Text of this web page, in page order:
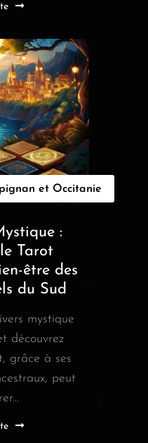
et Occitanie
:
Tarot
être des
du Sud
mystique
découvrez
grâce à ses
peut